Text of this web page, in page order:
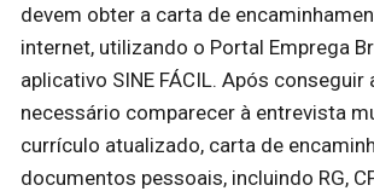
devem obter a carta de
internet, utilizando o Portal Emprega
aplicativo SINE FÁCIL. Após conseguir
necessário comparecer à entrevista
currículo atualizado, carta de
documentos pessoais, incluindo RG,